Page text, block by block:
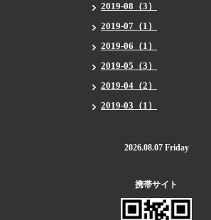
2019-08（3）
2019-07（1）
2019-06（1）
2019-05（3）
2019-04（2）
2019-03（1）
2026.08.07 Friday
携帯サイト